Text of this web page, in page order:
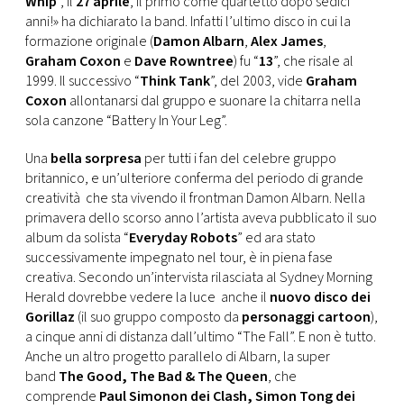
CONSIGLIA
anni!» ha dichiarato la band. Infatti l’ultimo disco in cui la
formazione originale (Damon Albarn,Alex James,
Graham Coxon e Dave Rowntree) fu “13”, che risale al
1999. Il successivo “Think Tank”, del 2003, vide Graham
Coxon allontanarsi dal gruppo e suonare la chitarra nella
sola canzone “Battery In Your Leg”.
Una bella sorpresa per tutti i fan del celebre gruppo
britannico, e un’ulteriore conferma del periodo di grande
creatività che sta vivendo il frontman Damon Albarn. Nella
primavera dello scorso anno l’artista aveva pubblicato il suo
album da solista “Everyday Robots” ed ara stato
successivamente impegnato nel tour, è in piena fase
creativa. Secondo un’intervista rilasciata al Sydney Morning
Herald dovrebbe vedere la luce anche il nuovo disco dei
Gorillaz (il suo gruppo composto da personaggi cartoon),
a cinque anni di distanza dall’ultimo “The Fall”. E non è tutto.
Anche un altro progetto parallelo di Albarn, la super
band The Good, The Bad & The Queen, che
comprende Paul Simonon dei Clash, Simon Tong dei